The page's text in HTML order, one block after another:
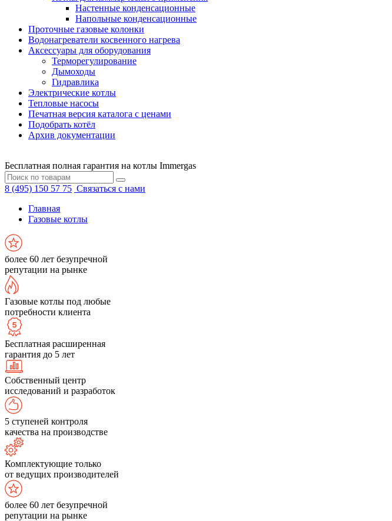
Настенные конденсационные
Напольные конденсационные
Проточные газовые колонки
Водонагреватели косвенного нагрева
Аксессуары для оборудования
Терморегулирование
Дымоходы
Гидравлика
Электрические котлы
Тепловые насосы
Печатная версия каталога с ценами
Подобрать котёл
Архив документации
Бесплатная полная гарантия на котлы Immergas
8 (495) 150 57 75 Связаться с нами
Главная
Газовые котлы
более 60 лет безупречной
репутации на рынке
Газовые котлы под любые
потребности клиента
Бесплатная расширенная
гарантия до 5 лет
Собственный центр
исследований и разработок
5 ступеней контроля
качества на производстве
Комплектующие только
от ведущих производителей
более 60 лет безупречной
репутации на рынке